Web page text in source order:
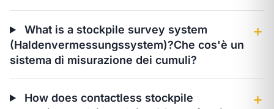
What is a stockpile survey system
(Haldenvermessungssystem)?Che cos'è un
sistema di misurazione dei cumuli?
＋
How does contactless stockpile
＋